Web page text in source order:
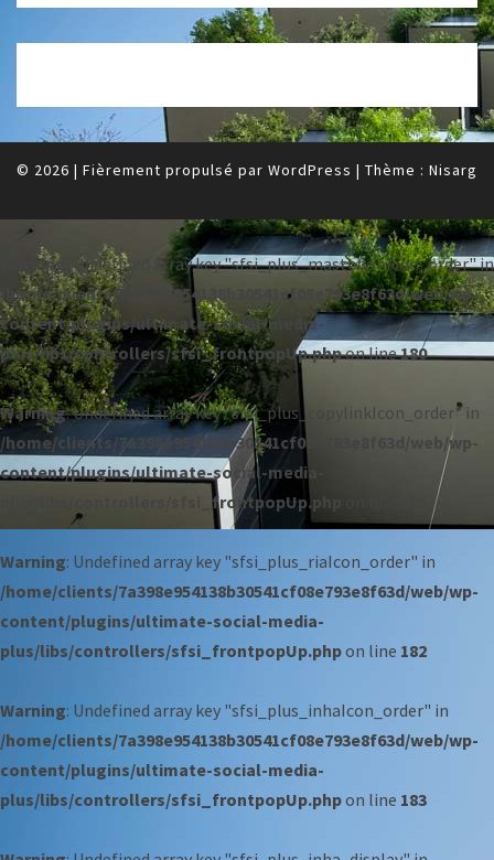
© 2026 | Fièrement propulsé par WordPress | Thème : Nisarg
Warning : Undefined array key "sfsi_plus_mastodonIcon_order" in
/home/clients/7a398e954138b30541cf08e793e8f63d/web/wp-
content/plugins/ultimate-social-media-
plus/libs/controllers/sfsi_frontpopUp.phpon line180
Warning: Undefined array key "sfsi_plus_copylinkIcon_order" in
/home/clients/7a398e954138b30541cf08e793e8f63d/web/wp-
content/plugins/ultimate-social-media-
plus/libs/controllers/sfsi_frontpopUp.php
Warning: Undefined array key "sfsi_plus_riaIcon_order" in
/home/clients/7a398e954138b30541cf08e793e8f63d/web/wp-
content/plugins/ultimate-social-media-
plus/libs/controllers/sfsi_frontpopUp.phpon line 182
Warning: Undefined array key "sfsi_plus_inhaIcon_order" in
/home/clients/7a398e954138b30541cf08e793e8f63d/web/wp-
content/plugins/ultimate-social-media-
plus/libs/controllers/sfsi_frontpopUp.phpon line 183